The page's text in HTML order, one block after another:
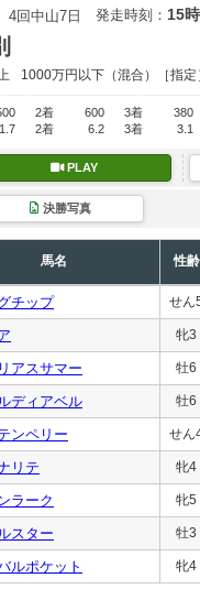
4回中山7日 発走時刻： 15
1000万円以下 （混合）［指定
2着 600 3着
380
2着 6.2 3着 3.1
PLAY
決勝写真
馬名 性齢
チップ せん
牝3
アスサマー 牡6
ディアベル 牡6
ンペリー せん
リテ 牝4
ラーク 牝5
スター 牡3
ルポケット 牝4